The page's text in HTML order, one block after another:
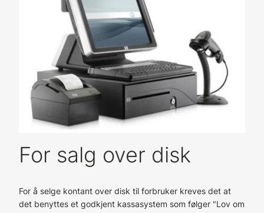
For salg over disk
For å selge kontant over disk til forbruker kreves det at
det benyttes et godkjent kassasystem som følger "Lov om